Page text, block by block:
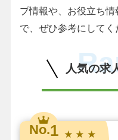
プ情報や、お役立ち
で、ぜひ参考にしてく
人気の求
No.1 ★ ★ ★